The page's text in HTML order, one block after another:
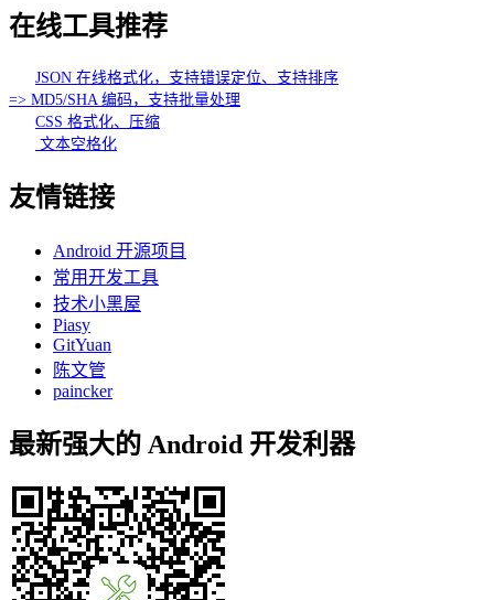
在线工具推荐
JSON 在线格式化，支持错误定位、支持排序
=> MD5/SHA 编码，支持批量处理
CSS 格式化、压缩
文本空格化
友情链接
Android 开源项目
常用开发工具
技术小黑屋
Piasy
GitYuan
陈文管
paincker
最新强大的 Android 开发利器